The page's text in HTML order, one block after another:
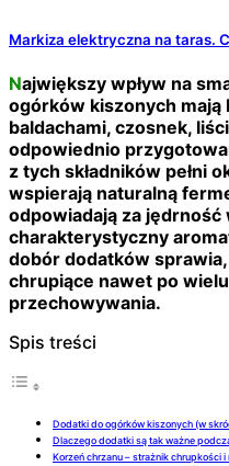
Markiza elektryczna na taras.
Największy wpływ na smak, chrupkość i trwałość
ogórków kiszonych
baldachami, czosnek,
odpowiednio
z tych składników pełni
wspierają naturalną
odpowiadają za
charakterystyczny
dobór dodatków
chrupiące nawet po
przechowywania.
Spis treści
Dodatki do ogórków kiszonych (w
Dlaczego dodatki są tak ważne
Korzeń chrzanu – strażnik chrupkości